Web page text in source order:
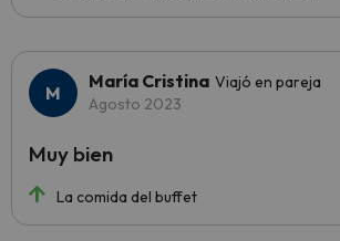
María Cristina Viajó en pareja
Agosto 2023
La comida del buffet
Muy bien